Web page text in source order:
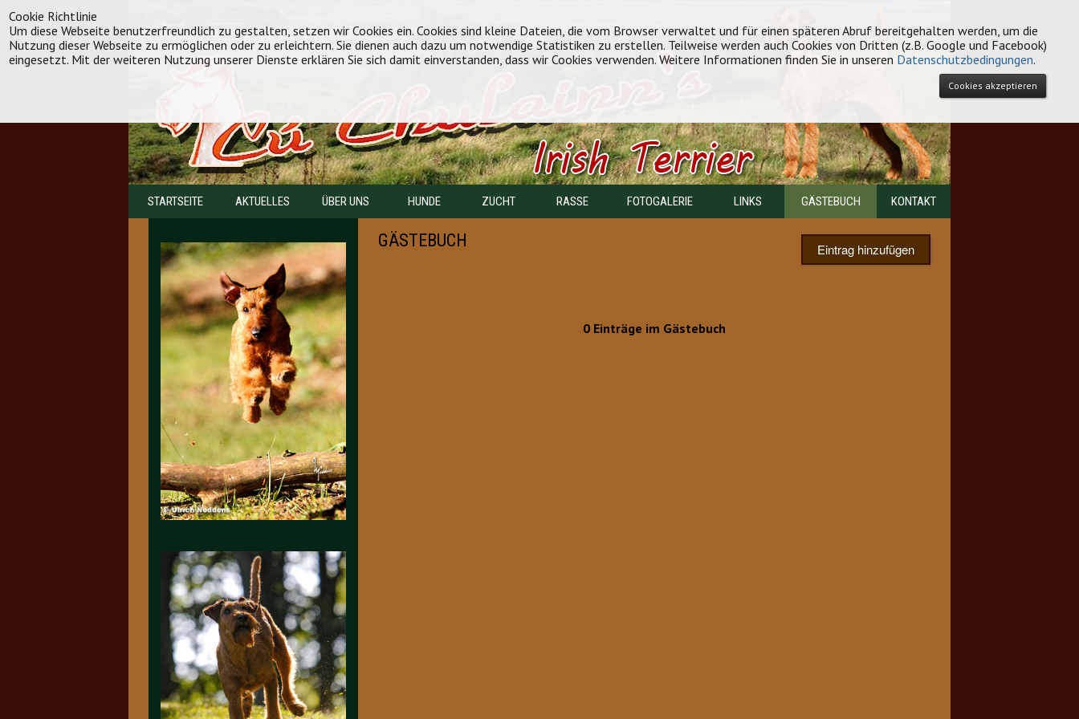
Cookie Richtlinie
Um diese Webseite benutzerfreundlich zu gestalten, setzen wir Cookies ein. Cookies sind kleine Dateien, die vom Browser verwaltet und für einen späteren Abruf bereitgehalten werden, um die
Nutzung dieser Webseite zu ermöglichen oder zu erleichtern. Sie dienen auch dazu um notwendige Statistiken zu erstellen. Teilweise werden auch Cookies von Dritten (z.B. Google und Facebook)
eingesetzt. Mit der weiteren Nutzung unserer Dienste erklären Sie sich damit einverstanden, dass wir Cookies verwenden. Weitere Informationen finden Sie in unseren Datenschutzbedingungen.
Cookies akzeptieren
STARTSEITE AKTUELLES ÜBER UNS HUNDE ZUCHT RASSE FOTOGALERIE LINKS GÄSTEBUCH KONTAKT
GÄSTEBUCH Eintrag hinzufügen
0 Einträge im Gästebuch